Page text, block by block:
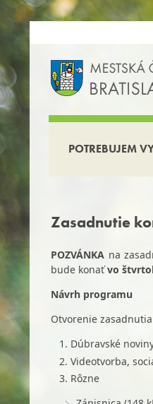
POTREBUJEM
Zasadnutie
POZVÁNKA na
bude konaťvo
Návrh programu
Otvorenie
Dúbravské
Videotvorba,
Rôzne